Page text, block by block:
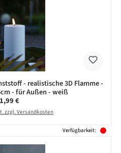
- realistische 3D Flamme -
- für Außen - weiß
Preis:
€
zzgl. Versandkosten
Verfügbarkeit: